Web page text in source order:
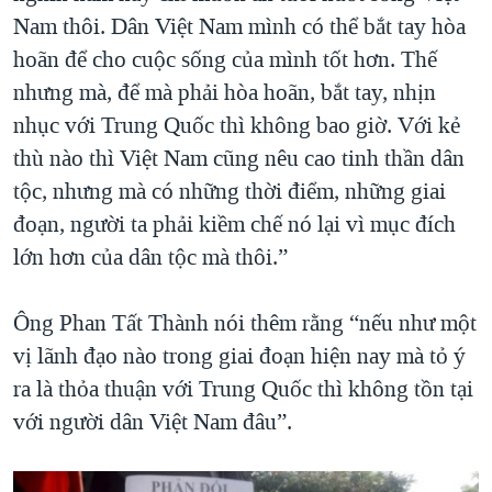
Nam thôi. Dân Việt Nam mình có thể bắt tay hòa
hoãn để cho cuộc sống của mình tốt hơn. Thế
nhưng mà, để mà phải hòa hoãn, bắt tay, nhịn
nhục với Trung Quốc thì không bao giờ. Với kẻ
thù nào thì Việt Nam cũng nêu cao tinh thần dân
tộc, nhưng mà có những thời điểm, những giai
đoạn, người ta phải kiềm chế nó lại vì mục đích
lớn hơn của dân tộc mà thôi.”
Ông Phan Tất Thành nói thêm rằng “nếu như một
vị lãnh đạo nào trong giai đoạn hiện nay mà tỏ ý
ra là thỏa thuận với Trung Quốc thì không tồn tại
với người dân Việt Nam đâu”.